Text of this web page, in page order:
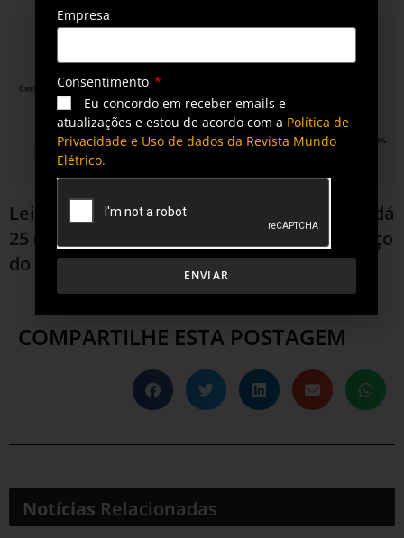
Leia tambémEnel Distribuição São Paulo dá
25 dicas de economia de energia no começo
do inverno
COMPARTILHE ESTA POSTAGEM
Notícias Relacionadas
Empresa
Consentimento
Eu concordo em receber emails e
atualizações e estou de acordo com a Política de
Privacidade e Uso de dados da Revista Mundo
Elétrico.
ENVIAR